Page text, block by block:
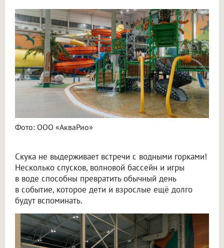
Фото: ООО «АкваРио»
Скука не выдерживает встречи с водными горками!
Несколько спусков, волновой бассейн и игры
в воде способны превратить обычный день
в событие, которое дети и взрослые ещё долго
будут вспоминать.